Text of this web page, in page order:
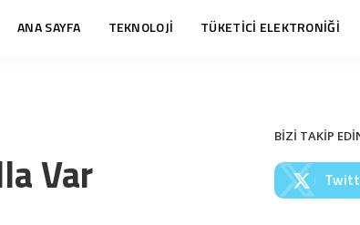
ANA SAYFA TEKNOLOJİ TÜKETİCİ ELEKTRONİĞİ
Var
BİZİ TAKİP